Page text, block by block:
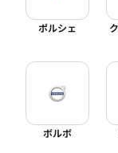
ポルシェ
ボルボ